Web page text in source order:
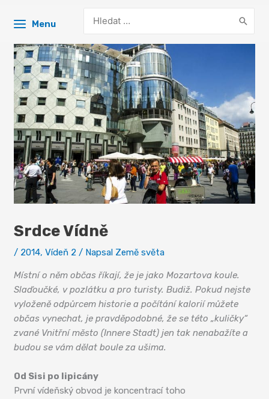
Menu
for:
Srdce Vídně
/ 2014,Vídeň 2 / Napsal Země světa
Místní o něm občas říkají, že je jako Mozartova koule.
Slaďoučké, v pozlátku a pro turisty. Budiž. Pokud nejste
vyloženě odpůrcem historie a počítání kalorií můžete
občas vynechat, je pravděpodobné, že se této „kuličky“
zvané Vnitřní město (Innere Stadt) jen tak nenabažíte a
budou se vám dělat boule za ušima.
Od Sisi po lipicány
První vídeňský obvod je koncentrací toho